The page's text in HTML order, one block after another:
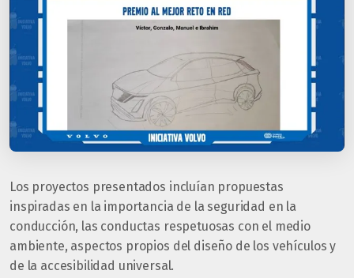
Los proyectos presentados incluían propuestas
inspiradas en la importancia de la seguridad en la
conducción, las conductas respetuosas con el medio
ambiente, aspectos propios del diseño de los vehículos y
de la accesibilidad universal.